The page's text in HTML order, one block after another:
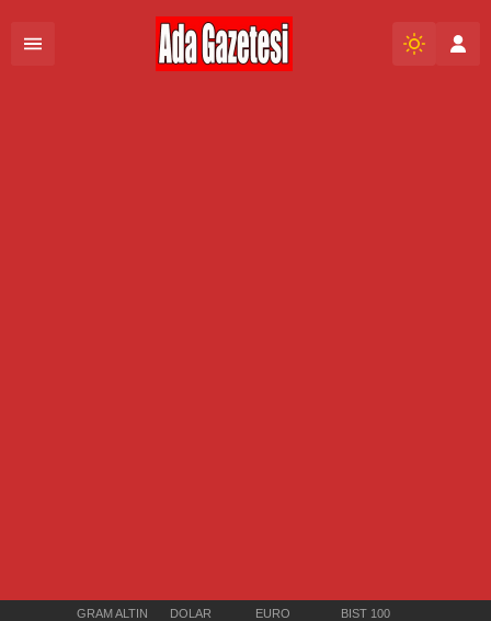
GRAM ALTIN DOLAR EURO BIST 100